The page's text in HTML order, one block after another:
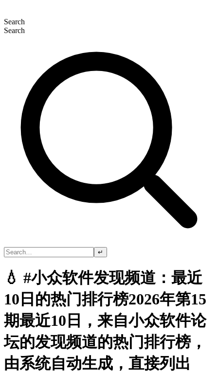
Search
Search
↵
💧 #小众软件发现频道：最近
10日的热门排行榜2026年第15
期最近10日，来自小众软件论
坛的发现频道的热门排行榜，
由系统自动生成，直接列出